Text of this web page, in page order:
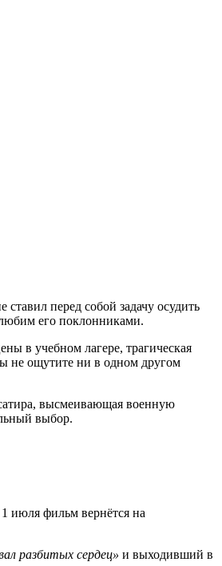
перед собой задачу осудить
его поклонниками.
в учебном лагере, трагическая
не ощутите ни в одном другом
высмеивающая военную
выбор.
июля фильм вернётся на
разбитых сердец» и выходивший в